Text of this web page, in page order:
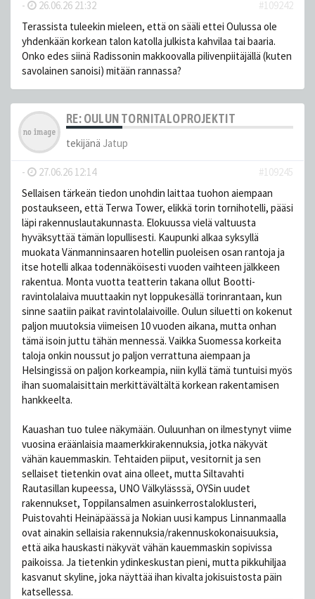
- 26.06.26 21:32
#109242
Terassista tuleekin mieleen, että on sääli ettei Oulussa ole
yhdenkään korkean talon katolla julkista kahvilaa tai baaria.
Onko edes siinä Radissonin makkoovalla pilivenpiitäjällä (kuten
savolainen sanoisi) mitään rannassa?
RE: OULUN TORNITALOPROJEKTIT
tekijänä Jatup
- 27.06.26 12:14
#109245
Sellaisen tärkeän tiedon unohdin laittaa tuohon aiempaan
postaukseen, että Terwa Tower, elikkä torin tornihotelli, pääsi
läpi rakennuslautakunnasta. Elokuussa vielä valtuusta
hyväksyttää tämän lopullisesti. Kaupunki alkaa syksyllä
muokata Vänmanninsaaren hotellin puoleisen osan rantoja ja
itse hotelli alkaa todennäköisesti vuoden vaihteen jälkkeen
rakentua. Monta vuotta teatterin takana ollut Bootti-
ravintolalaiva muuttaakin nyt loppukesällä torinrantaan, kun
sinne saatiin paikat ravintolalaivoille. Oulun siluetti on kokenut
paljon muutoksia viimeisen 10 vuoden aikana, mutta onhan
tämä isoin juttu tähän mennessä. Vaikka Suomessa korkeita
taloja onkin noussut jo paljon verrattuna aiempaan ja
Helsingissä on paljon korkeampia, niin kyllä tämä tuntuisi myös
ihan suomalaisittain merkittävältältä korkean rakentamisen
hankkeelta.
Kauashan tuo tulee näkymään. Ouluunhan on ilmestynyt viime
vuosina eräänlaisia maamerkkirakennuksia, jotka näkyvät
vähän kauemmaskin. Tehtaiden piiput, vesitornit ja sen
sellaiset tietenkin ovat aina olleet, mutta Siltavahti
Rautasillan kupeessa, UNO Välkylässsä, OYSin uudet
rakennukset, Toppilansalmen asuinkerrostaloklusteri,
Puistovahti Heinäpäässä ja Nokian uusi kampus Linnanmaalla
ovat ainakin sellaisia rakennuksia/rakennuskokonaisuuksia,
että aika hauskasti näkyvät vähän kauemmaskin sopivissa
paikoissa. Ja tietenkin ydinkeskustan pieni, mutta pikkuhiljaa
kasvanut skyline, joka näyttää ihan kivalta jokisuistosta päin
katsellessa.